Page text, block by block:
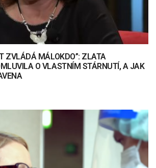
ZVLÁDÁ MÁLOKDO”: ZLATA
O VLASTNÍM STÁRNUTÍ, A JAK